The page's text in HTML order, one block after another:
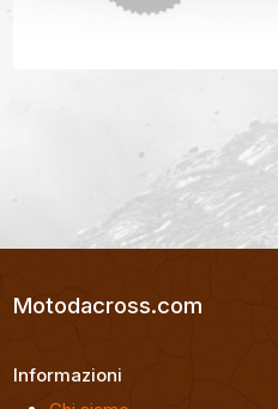
Motodacross.com
Informazioni